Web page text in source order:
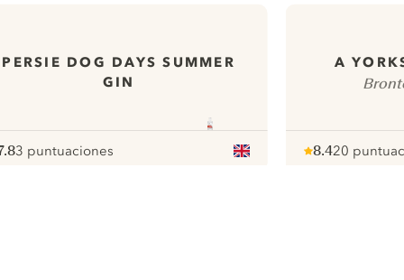
PERSIE DOG DAYS SUMMER
GIN
pour
3 puntuaciones
A
8.4
pour
20